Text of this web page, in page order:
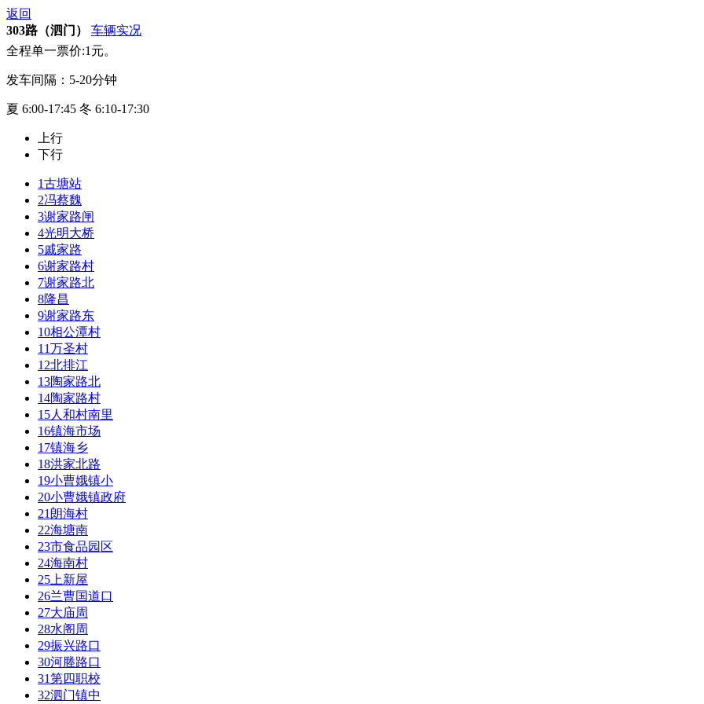
返回
303路（泗门）
车辆实况
全程单一票价:1元。
发车间隔：5-20分钟
夏 6:00-17:45 冬 6:10-17:30
上行
下行
1古塘站
2冯蔡魏
3谢家路闸
4光明大桥
5戚家路
6谢家路村
7谢家路北
8隆昌
9谢家路东
10相公潭村
11万圣村
12北排江
13陶家路北
14陶家路村
15人和村南里
16镇海市场
17镇海乡
18洪家北路
19小曹娥镇小
20小曹娥镇政府
21 朗海村
22海塘南
23市食品园区
24海南村
25 上新屋
26兰曹国道口
27大庙周
28水阁周
29振兴路口
30河塍路口
31第四职校
32泗门镇中